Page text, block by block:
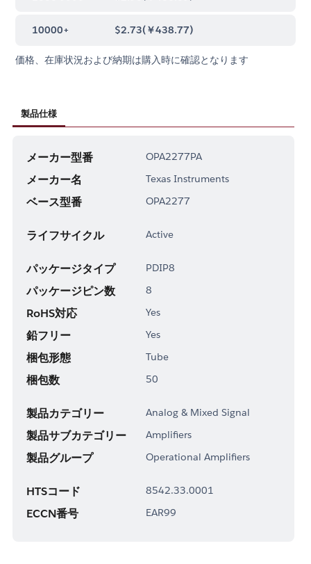
10000+ $2.73(￥438.77)
価格、在庫状況および納期は購入時に確認となります
製品仕様
メーカー型番 OPA2277PA
メーカー名 Texas Instruments
ベース型番 OPA2277
ライフサイクル Active
パッケージタイプ PDIP8
パッケージピン数 8
RoHS対応 Yes
鉛フリー Yes
梱包形態 Tube
梱包数 50
製品カテゴリー Analog & Mixed Signal
製品サブカテゴリー Amplifiers
製品グループ Operational Amplifiers
HTSコード 8542.33.0001
ECCN番号 EAR99